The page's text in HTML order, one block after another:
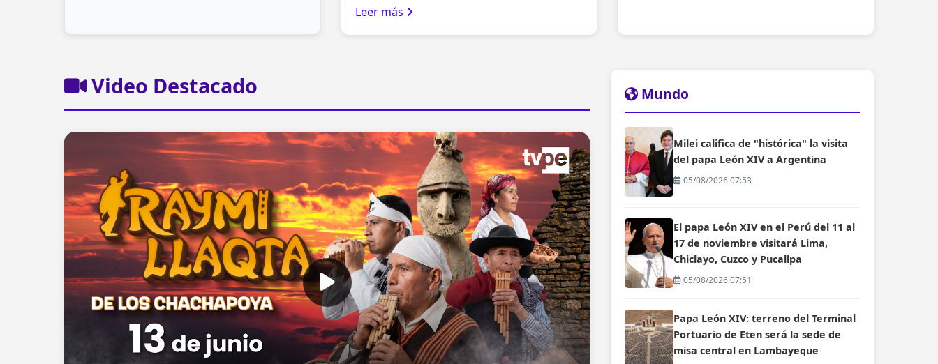
Leer más
Video Destacado Mundo
Milei califica de "histórica" la visita
del papa León XIV a Argentina
05/08/2026 07:53
El papa León XIV en el Perú del 11 al
17 de noviembre visitará Lima,
Chiclayo, Cuzco y Pucallpa
05/08/2026 07:51
Papa León XIV: terreno del Terminal
Portuario de Eten será la sede de
misa central en Lambayeque